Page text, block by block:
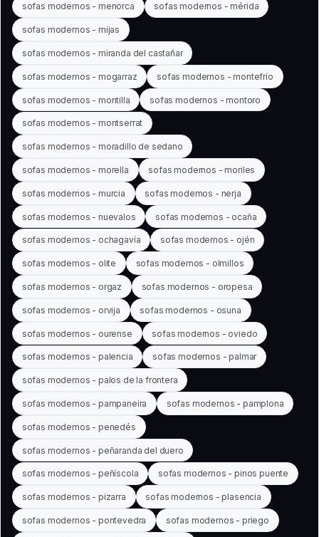
sofas modernos - menorca sofas modernos - mérida
sofas modernos - mijas
sofas modernos - miranda del castañar
sofas modernos - mogarraz sofas modernos - montefrío
sofas modernos - montilla sofas modernos - montoro
sofas modernos - montserrat
sofas modernos - moradillo de sedano
sofas modernos - morella sofas modernos - moriles
sofas modernos - murcia sofas modernos - nerja
sofas modernos - nuevalos sofas modernos - ocaña
sofas modernos - ochagavía sofas modernos - ojén
sofas modernos - olite sofas modernos - olmillos
sofas modernos - orgaz sofas modernos - oropesa
sofas modernos - orvija sofas modernos - osuna
sofas modernos - ourense sofas modernos - oviedo
sofas modernos - palencia sofas modernos - palmar
sofas modernos - palos de la frontera
sofas modernos - pampaneira sofas modernos - pamplona
sofas modernos - penedés
sofas modernos - peñaranda del duero
sofas modernos - peñíscola sofas modernos - pinos puente
sofas modernos - pizarra sofas modernos - plasencia
sofas modernos - pontevedra sofas modernos - priego